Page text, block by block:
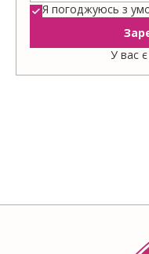
Я погоджуюсь з
У вас